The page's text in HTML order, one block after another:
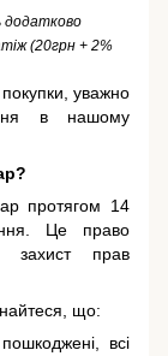
додатково
(20грн + 2%
уважно
в нашому
протягом 14
Це право
захист прав
що:
всі